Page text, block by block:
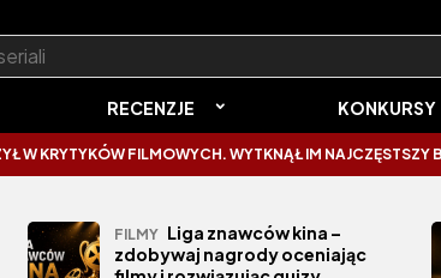
RECENZJE KONKURSY
FILMOWYCH. WYTKNĄŁ IM NAJCZĘSTSZY BŁĄD
FILMY Liga znawców kina –
zdobywaj nagrody oceniając